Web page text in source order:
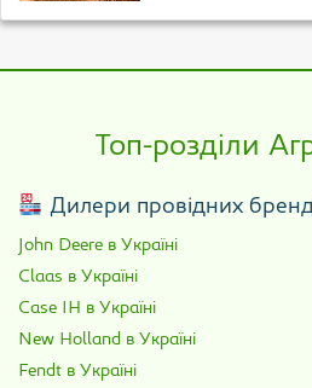
Топ-розділи
Дилери провідних
John Deere в Україні
Claas в Україні
Case IH в Україні
New Holland в Україні
Fendt в Україні